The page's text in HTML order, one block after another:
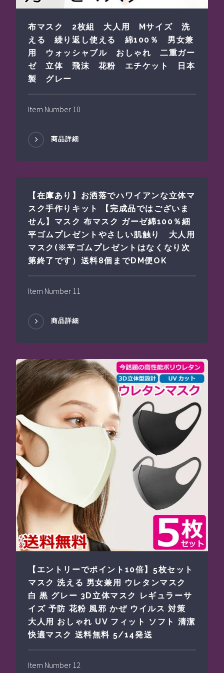
布マスク 2枚組 大人用 Mサイズ 洗
える 繰り返し使える 綿100％ 男女兼
用 ウォッシャブル おしゃれ 二重ガー
ゼ 立体 飛沫 花粉 エチケット 日本
製 グレー
Item Number 10
商品詳細
【在庫あり】お洒落でハワイアンな立体マ
スク手作りキット 【完成品ではございま
せん】マスク 布マスク ガーゼ綿100％細
平ゴムプレゼントやさしい肌触り 大人用
マスク(※平ゴムプレゼントはなくなり次
第終了です）送料8個までDM便OK
Item Number 11
商品詳細
【エントリーでポイント10倍】5枚セット
マスク 洗える 男女兼用 ウレタンマスク
白 黒 グレー 3D立体マスク レギュラーサ
イズ 予防 花粉 風邪 かぜ ウイルス 対策
大人用 おしゃれ UV フィット ソフト 清潔
快適マスク 送料無料 5/14発送
Item Number 12